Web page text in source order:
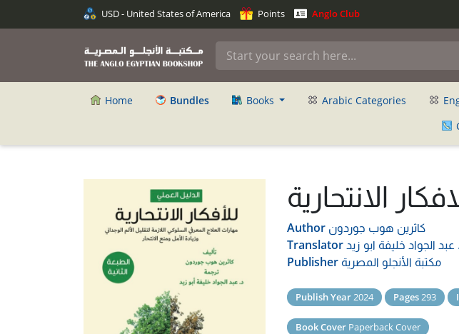
USD - United States of America Points Anglo Club
Home Bundles Books Arabic Categories
الانتحارية
Author كاثرين هوب جوردون
Translatorعبد الجواد خليفة ابو زيد
Publisher مكتبة الأنجلو المصرية
Publish Year2024 Pages293
Book Cover Paperback Cover